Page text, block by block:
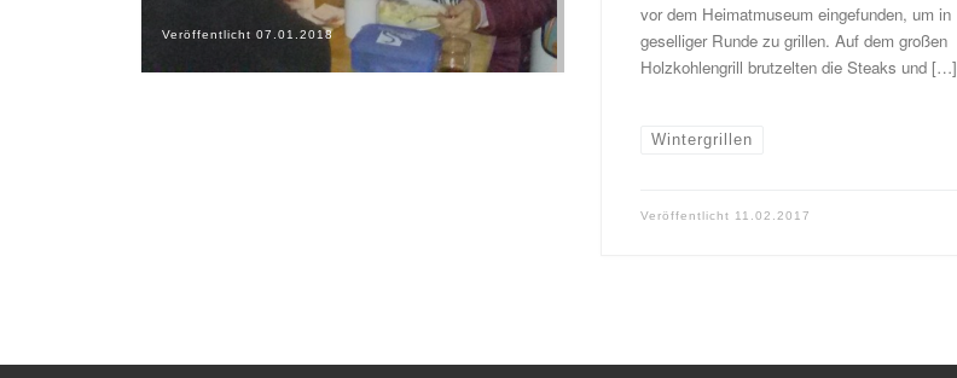
Veröffentlicht 07.01.2018
vor dem Heimatmuseum eingefunden, um in
geselliger Runde zu grillen. Auf dem großen
Holzkohlengrill brutzelten die Steaks und […]
Wintergrillen
Veröffentlicht 11.02.2017